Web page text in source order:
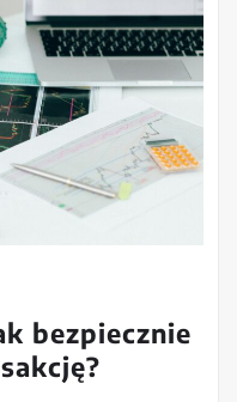
bezpiecznie